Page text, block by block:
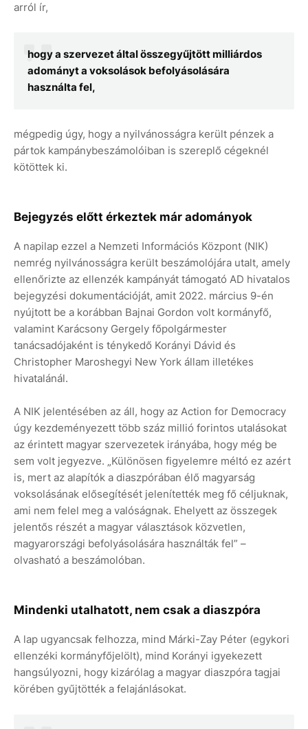
arról ír,
hogy a szervezet által összegyűjtött milliárdos
adományt a voksolások befolyásolására
használta fel,
mégpedig úgy, hogy a nyilvánosságra került pénzek a
pártok kampánybeszámolóiban is szereplő cégeknél
kötöttek ki.
Bejegyzés előtt érkeztek már adományok
A napilap ezzel a Nemzeti Információs Központ (NIK)
nemrég nyilvánosságra került beszámolójára utalt, amely
ellenőrizte az ellenzék kampányát támogató AD hivatalos
bejegyzési dokumentációját, amit 2022. március 9-én
nyújtott be a korábban Bajnai Gordon volt kormányfő,
valamint Karácsony Gergely főpolgármester
tanácsadójaként is ténykedő Korányi Dávid és
Christopher Maroshegyi New York állam illetékes
hivatalánál.
A NIK jelentésében az áll, hogy az Action for Democracy
úgy kezdeményezett több száz millió forintos utalásokat
az érintett magyar szervezetek irányába, hogy még be
sem volt jegyezve. „Különösen figyelemre méltó ez azért
is, mert az alapítók a diaszpórában élő magyarság
voksolásának elősegítését jelenítették meg fő céljuknak,
ami nem felel meg a valóságnak. Ehelyett az összegek
jelentős részét a magyar választások közvetlen,
magyarországi befolyásolására használták fel” –
olvasható a beszámolóban.
Mindenki utalhatott, nem csak a diaszpóra
A lap ugyancsak felhozza, mind Márki-Zay Péter (egykori
ellenzéki kormányfőjelölt), mind Korányi igyekezett
hangsúlyozni, hogy kizárólag a magyar diaszpóra tagjai
körében gyűjtötték a felajánlásokat.